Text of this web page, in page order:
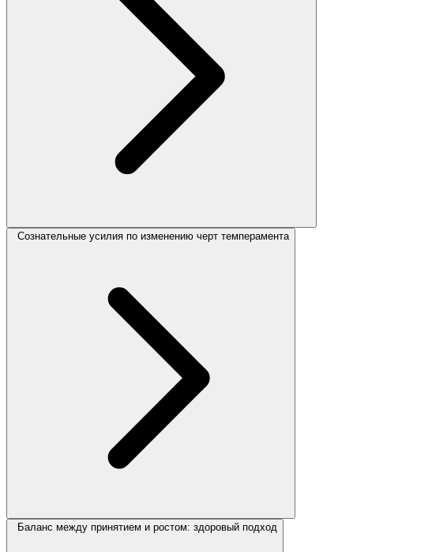
Сознательные усилия по изменению черт темперамента
Баланс между принятием и ростом: здоровый подход